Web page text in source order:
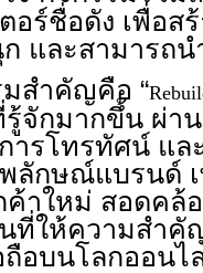
อร์ชื่อดัง เพื่อส
ก และสามารถ
สำคัญคือ “
รู้จักมากขึ้น ผ่า
ารโทรทัศน์ แล
พลักษณ์แบรนด์
ค้าใหม่ สอดคล้
ที่ให้ความสำคั
อบนโลกออนไ